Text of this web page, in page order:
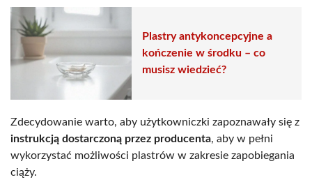
Plastry antykoncepcyjne a
kończenie w środku – co
musisz wiedzieć?
Zdecydowanie warto, aby użytkowniczki zapoznawały się z
instrukcją dostarczoną przez producenta, aby w pełni
wykorzystać możliwości plastrów w zakresie zapobiegania
ciąży.